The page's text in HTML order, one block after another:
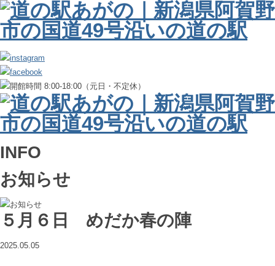
INFO
お知らせ
５月６日 めだか春の陣
2025.05.05